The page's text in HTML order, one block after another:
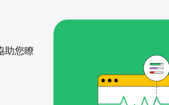
助您瞭